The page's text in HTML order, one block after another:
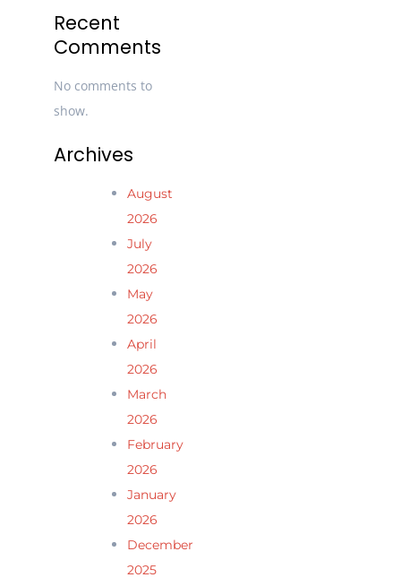
Recent
Comments
No comments to
show.
Archives
August
2026
July
2026
May
2026
April
2026
March
2026
February
2026
January
2026
December
2025